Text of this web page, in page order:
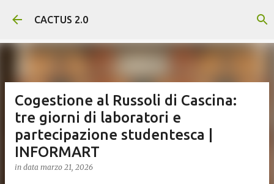
Passa ai contenuti principali
CACTUS 2.0
Cogestione al Russoli di Cascina:
tre giorni di laboratori e
partecipazione studentesca |
INFORMART
in data marzo 21, 2026